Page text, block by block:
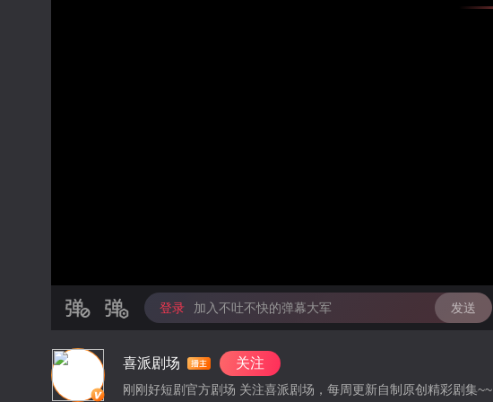
登录 加入不吐不快的弹幕大军 发送
喜派剧场 关注
刚刚好短剧官方剧场 关注喜派剧场，每周更新自制原创精彩剧集~~